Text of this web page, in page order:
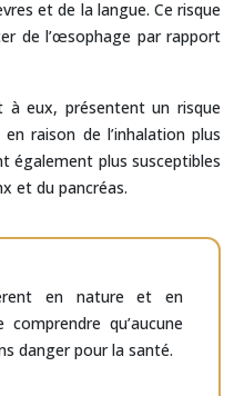
et de la langue. Ce risque
de l’œsophage par rapport
à eux, présentent un risque
raison de l’inhalation plus
également plus susceptibles
et du pancréas.
en nature et en
qu’aucune
danger pour la santé.